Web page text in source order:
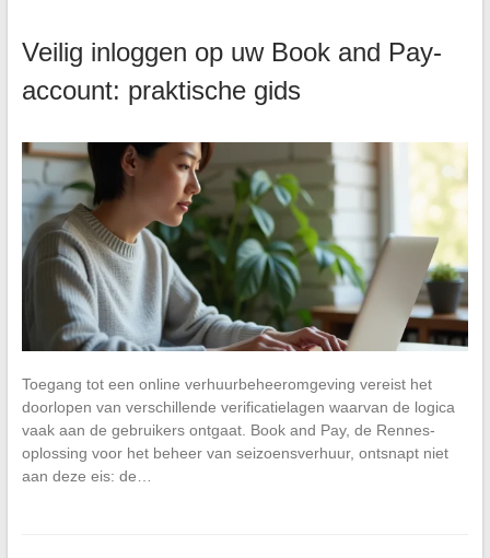
Veilig inloggen op uw Book and Pay-
account: praktische gids
Toegang tot een online verhuurbeheeromgeving vereist het
doorlopen van verschillende verificatielagen waarvan de logica
vaak aan de gebruikers ontgaat. Book and Pay, de Rennes-
oplossing voor het beheer van seizoensverhuur, ontsnapt niet
aan deze eis: de…